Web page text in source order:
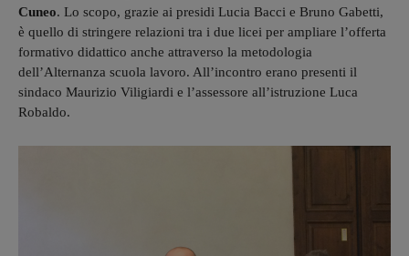
Cuneo. Lo scopo, grazie ai presidi Lucia Bacci e Bruno Gabetti,
è quello di stringere relazioni tra i due licei per ampliare l’offerta
formativo didattico anche attraverso la metodologia
dell’Alternanza scuola lavoro. All’incontro erano presenti il
sindaco Maurizio Viligiardi e l’assessore all’istruzione Luca
Robaldo.